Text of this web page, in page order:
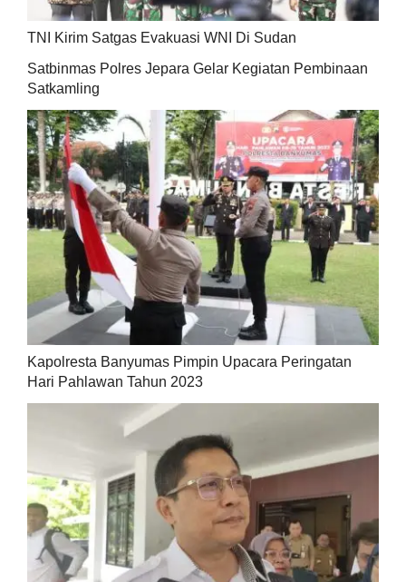
TNI Kirim Satgas Evakuasi WNI Di Sudan
Satbinmas Polres Jepara Gelar Kegiatan Pembinaan
Satkamling
Kapolresta Banyumas Pimpin Upacara Peringatan
Hari Pahlawan Tahun 2023